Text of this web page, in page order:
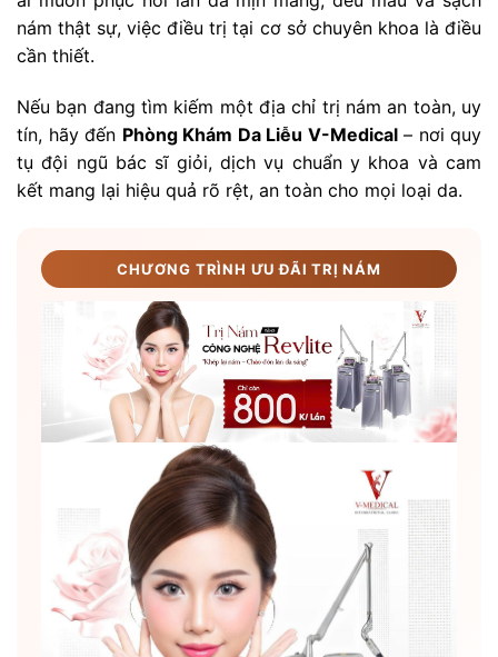
nám thật sự, việc điều trị tại cơ sở chuyên khoa là điều
cần thiết.
Nếu bạn đang tìm kiếm một địa chỉ trị nám an toàn, uy
tín, hãy đến Phòng Khám Da Liễu V-Medical– nơi quy
tụ đội ngũ bác sĩ giỏi, dịch vụ chuẩn y khoa và cam
kết mang lại hiệu quả rõ rệt, an toàn cho mọi loại da.
CHƯƠNG TRÌNH ƯU ĐÃI TRỊ NÁM